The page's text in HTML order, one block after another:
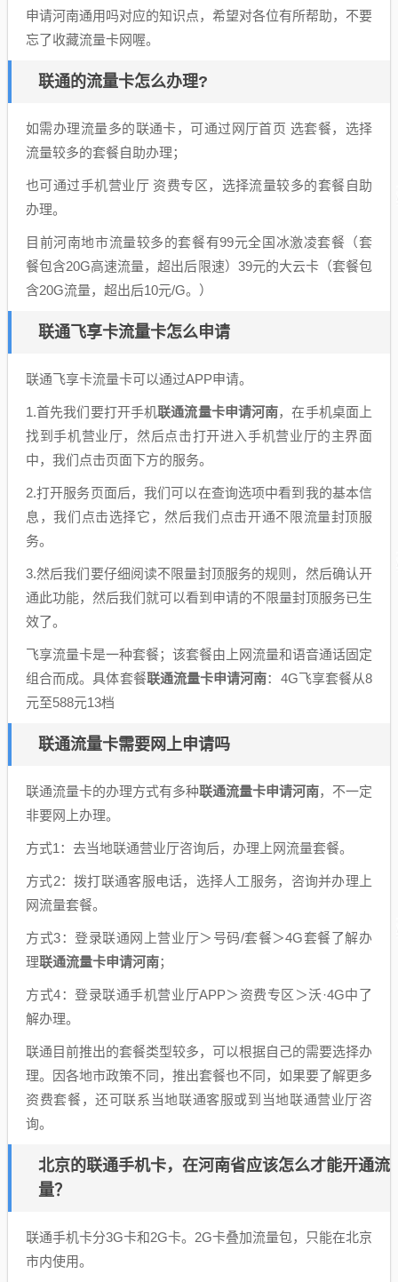
申请河南通用吗对应的知识点，希望对各位有所帮助，不要
忘了收藏流量卡网喔。
联通的流量卡怎么办理?
如需办理流量多的联通卡，可通过网厅首页 选套餐，选择
流量较多的套餐自助办理；
也可通过手机营业厅 资费专区，选择流量较多的套餐自助
办理。
目前河南地市流量较多的套餐有99元全国冰激凌套餐（套
餐包含20G高速流量，超出后限速）39元的大云卡（套餐包
含20G流量，超出后10元/G。）
联通飞享卡流量卡怎么申请
联通飞享卡流量卡可以通过APP申请。
1.首先我们要打开手机联通流量卡申请河南，在手机桌面上
找到手机营业厅，然后点击打开进入手机营业厅的主界面
中，我们点击页面下方的服务。
2.打开服务页面后，我们可以在查询选项中看到我的基本信
息，我们点击选择它，然后我们点击开通不限流量封顶服
务。
3.然后我们要仔细阅读不限量封顶服务的规则，然后确认开
通此功能，然后我们就可以看到申请的不限量封顶服务已生
效了。
飞享流量卡是一种套餐；该套餐由上网流量和语音通话固定
组合而成。具体套餐联通流量卡申请河南：4G飞享套餐从8
元至588元13档
联通流量卡需要网上申请吗
联通流量卡的办理方式有多种联通流量卡申请河南，不一定
非要网上办理。
方式1：去当地联通营业厅咨询后，办理上网流量套餐。
方式2：拨打联通客服电话，选择人工服务，咨询并办理上
网流量套餐。
方式3：登录联通网上营业厅＞号码/套餐＞4G套餐了解办
理联通流量卡申请河南；
方式4：登录联通手机营业厅APP＞资费专区＞沃·4G中了
解办理。
联通目前推出的套餐类型较多，可以根据自己的需要选择办
理。因各地市政策不同，推出套餐也不同，如果要了解更多
资费套餐，还可联系当地联通客服或到当地联通营业厅咨
询。
北京的联通手机卡，在河南省应该怎么才能开通流
量？
联通手机卡分3G卡和2G卡。2G卡叠加流量包，只能在北京
市内使用。